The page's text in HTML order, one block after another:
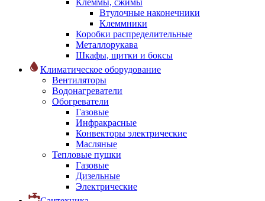
Клеммы, сжимы
Втулочные наконечники
Клеммники
Коробки распределительные
Металлорукава
Шкафы, щитки и боксы
Климатическое оборудование
Вентиляторы
Водонагреватели
Обогреватели
Газовые
Инфракрасные
Конвекторы электрические
Масляные
Тепловые пушки
Газовые
Дизельные
Электрические